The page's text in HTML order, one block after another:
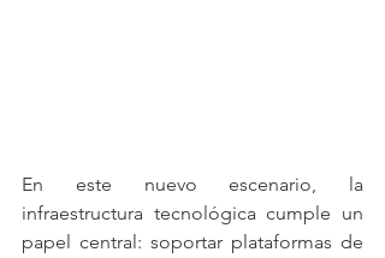
En este nuevo escenario, la
infraestructura tecnológica cumple un